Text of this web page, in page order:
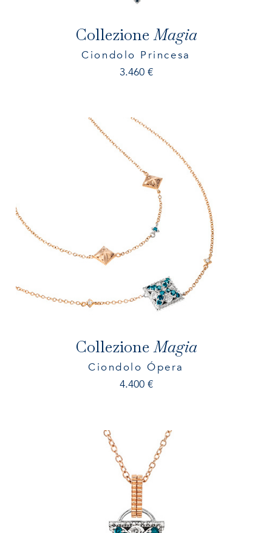
CollezioneMagia
Ciondolo Princesa
3.460 €
CollezioneMagia
Ciondolo Ópera
4.400 €